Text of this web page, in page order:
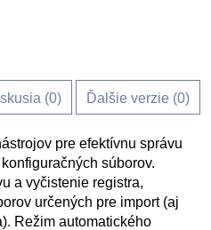
(0) Ďalšie verzie (0)
pre efektívnu správu
súborov.
a vyčistenie registra,
určených pre import (aj
Režim automatického